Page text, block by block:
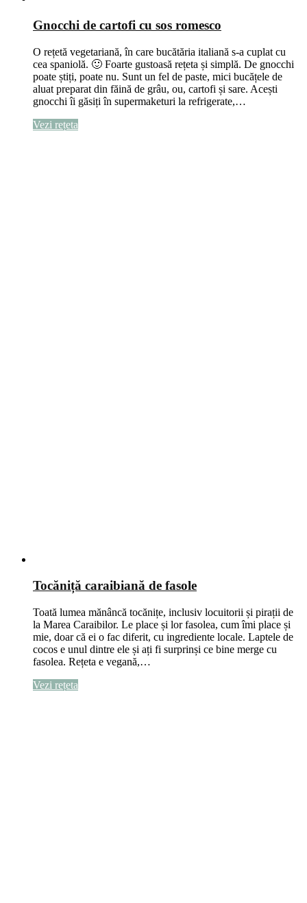
Gnocchi de cartofi cu sos romesco
O rețetă vegetariană, în care bucătăria italiană s-a cuplat cu
cea spaniolă. 🙂 Foarte gustoasă rețeta și simplă. De gnocchi
poate știți, poate nu. Sunt un fel de paste, mici bucățele de
aluat preparat din făină de grâu, ou, cartofi și sare. Acești
gnocchi îi găsiți în supermaketuri la refrigerate,…
Vezi rețeta
Tocăniță caraibiană de fasole
Toată lumea mănâncă tocănițe, inclusiv locuitorii și pirații de
la Marea Caraibilor. Le place și lor fasolea, cum îmi place și
mie, doar că ei o fac diferit, cu ingrediente locale. Laptele de
cocos e unul dintre ele și ați fi surprinși ce bine merge cu
fasolea. Rețeta e vegană,…
Vezi rețeta